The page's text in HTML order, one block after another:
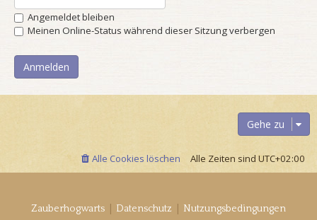
Angemeldet bleiben
Meinen Online-Status während dieser Sitzung verbergen
Gehe zu
Alle Zeiten sind UTC+02:00
Alle Cookies löschen
Zauberhogwarts | Datenschutz | Nutzungsbedingungen